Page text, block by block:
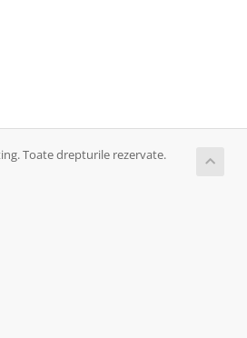
Toate drepturile rezervate.